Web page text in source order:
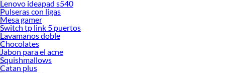
Lenovo ideapad s540
Pulseras con ligas
Mesa gamer
Switch tp link 5 puertos
Lavamanos doble
Chocolates
Jabon para el acne
Squishmallows
Catan plus